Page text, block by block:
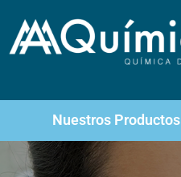
Nuestros Productos